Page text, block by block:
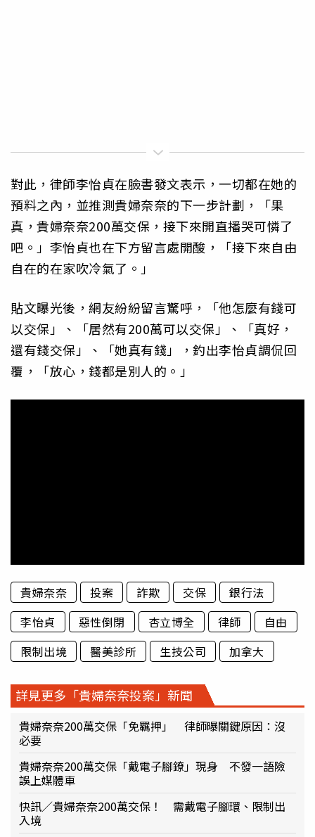
對此，律師李怡貞在臉書發文表示，一切都在她的
預料之內，並推測貴婦奈奈的下一步計劃，「果
真，貴婦奈奈200萬交保，接下來開直播哭可憐了
吧。」李怡貞也在下方留言處開酸，「接下來自由
自在的在家吹冷氣了。」
貼文曝光後，網友紛紛留言驚呼，「他怎麼有錢可
以交保」、「居然有200萬可以交保」、「真好，
還有錢交保」、「她真有錢」，釣出李怡貞調侃回
覆，「放心，錢都是別人的。」
貴婦奈奈 投案 詐欺 交保
銀行法
李怡貞
惡性倒閉 杏立博全 律師
自由
限制出境
醫美診所 生技公司 加拿大
詳見更多「貴婦奈奈投案」新聞
貴婦奈奈200萬交保「免羈押」 律師曝關鍵原因：沒
必要
貴婦奈奈200萬交保「戴電子腳鐐」現身 不發一語險
誤上媒體車
快訊／貴婦奈奈200萬交保！ 需戴電子腳環、限制出
入境